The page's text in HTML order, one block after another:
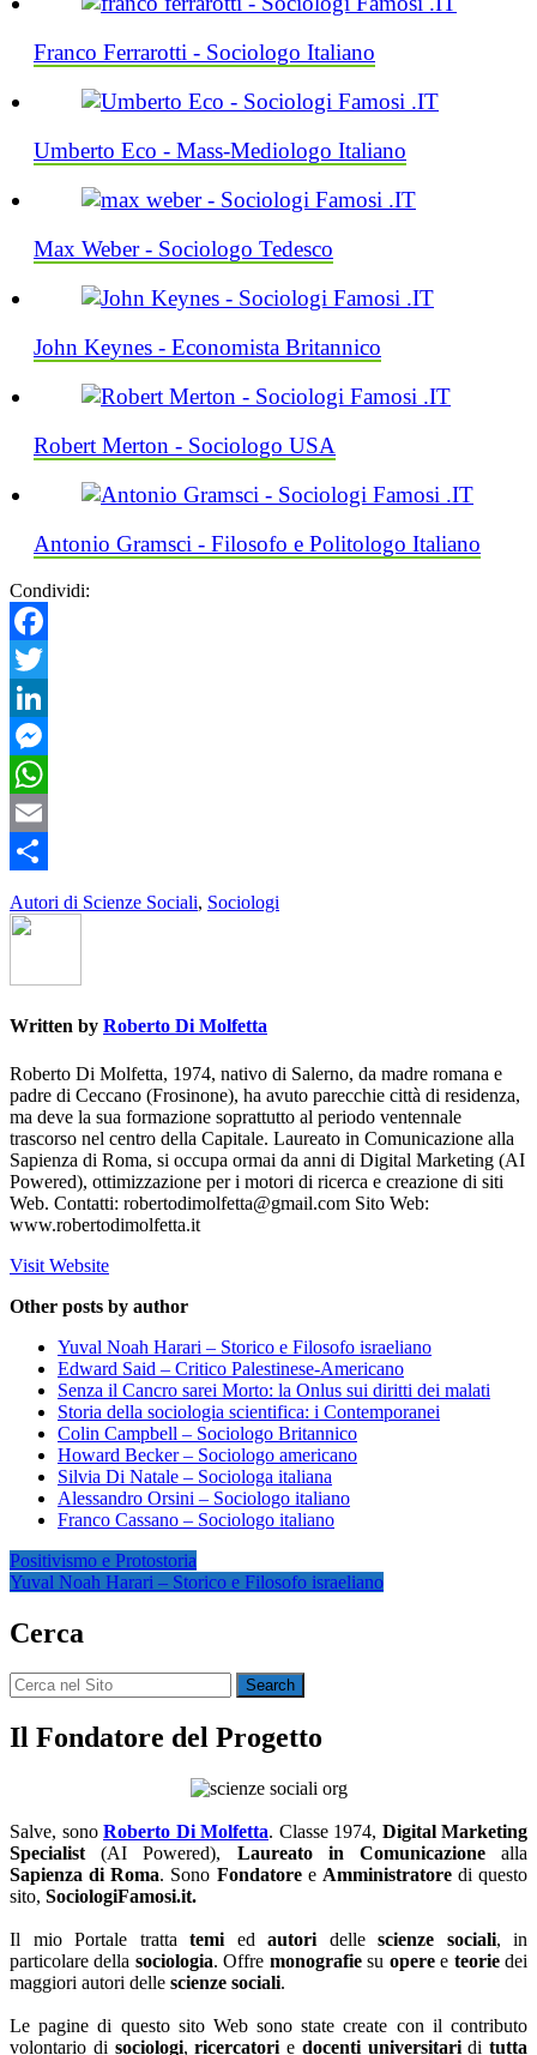
Franco Ferrarotti - Sociologo Italiano
Umberto Eco - Mass-Mediologo Italiano
Max Weber - Sociologo Tedesco
John Keynes - Economista Britannico
Robert Merton - Sociologo USA
Antonio Gramsci - Filosofo e Politologo Italiano
Condividi:
Facebook
Twitter
LinkedIn
Messenger
WhatsApp
Email
Autori di Scienze Sociali, Sociologi
Written by Roberto Di Molfetta
Roberto Di Molfetta, 1974, nativo di Salerno, da madre romana e
padre di Ceccano (Frosinone), ha avuto parecchie città di residenza,
ma deve la sua formazione soprattutto al periodo ventennale
trascorso nel centro della Capitale. Laureato in Comunicazione alla
Sapienza di Roma, si occupa ormai da anni di Digital Marketing (AI
Powered), ottimizzazione per i motori di ricerca e creazione di siti
Web. Contatti: robertodimolfetta@gmail.com Sito Web:
www.robertodimolfetta.it
Visit Website
Other posts by author
Yuval Noah Harari – Storico e Filosofo israeliano
Edward Said – Critico Palestinese-Americano
Senza il Cancro sarei Morto: la Onlus sui diritti dei malati
Storia della sociologia scientifica: i Contemporanei
Colin Campbell – Sociologo Britannico
Howard Becker – Sociologo americano
Silvia Di Natale – Sociologa italiana
Alessandro Orsini – Sociologo italiano
Franco Cassano – Sociologo italiano
Navigazione
articoli
Positivismo e Protostoria
Yuval Noah Harari – Storico e Filosofo israeliano
Cerca
Search
for:
Il Fondatore del Progetto
Salve, sono Roberto Di Molfetta. Classe 1974, Digital Marketing
Specialist (AI Powered), Laureato in Comunicazionealla
Sapienza di Roma. Sono Fondatoree Amministratoredi questo
sito, SociologiFamosi.it.
Il mio Portale tratta temi ed autori delle scienze sociali, in
particolare della sociologia. Offre monografiesu operee teoriedei
maggiori autori delle scienze sociali.
Le pagine di questo sito Web sono state create con il contributo
volontario di sociologi,ricercatori e docenti universitaridi tutta